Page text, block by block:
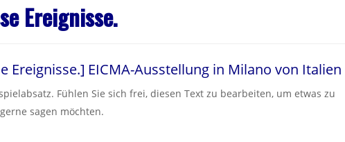
Ereignisse.
Ereignisse.] EICMA-Ausstellung in Milano von Italien
Fühlen Sie sich frei, diesen Text zu bearbeiten, um etwas zu
sagen möchten.